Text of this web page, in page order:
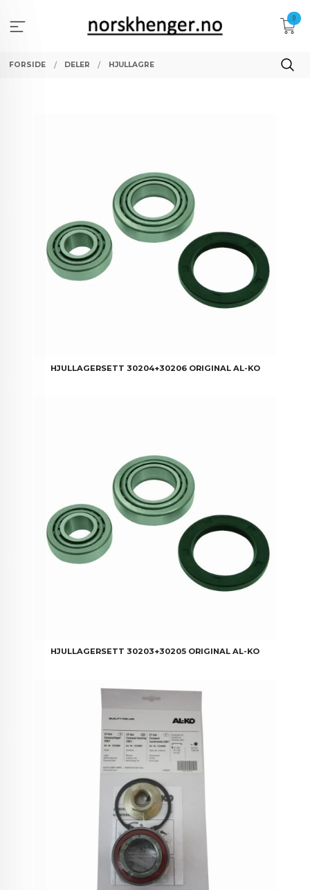
innholdet
0
FORSIDE DELER HJULLAGRE
HJULLAGERSETT 30204+30206 ORIGINAL AL-KO
HJULLAGERSETT 30203+30205 ORIGINAL AL-KO